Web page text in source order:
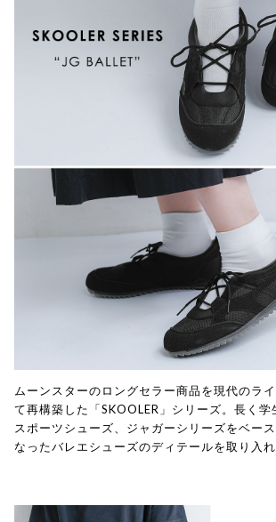
ムーンスターのロングセラー商品を現代のラ
て再構築した「SKOOLER」シリーズ。長く学
スポーツシューズ、ジャガーシリーズをベー
なったバレエシューズのディテールを取り入れ